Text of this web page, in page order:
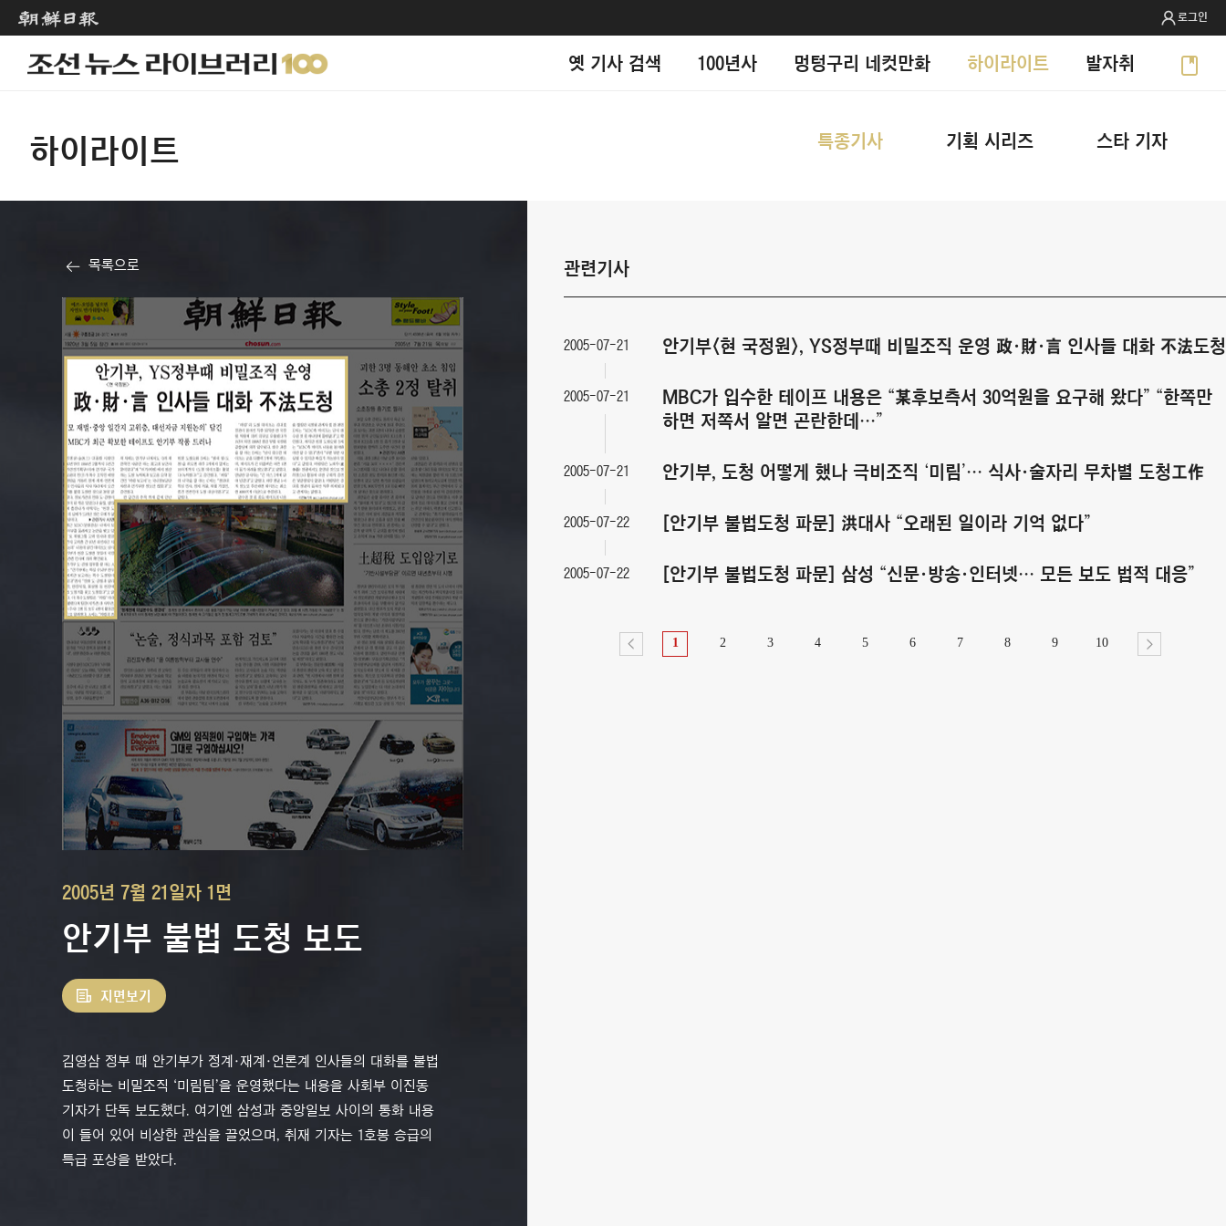
로그인
옛 기사 검색 100년사 멍텅구리 네컷만화 하이라이트 발자취
하이라이트 특종기사 기획 시리즈 스타 기자
목록으로
2005년 7월 21일자 1면
안기부 불법 도청 보도
지면보기
김영삼 정부 때 안기부가 정계·재계·언론계 인사들의 대화를 불법
도청하는 비밀조직 ‘미림팀’을 운영했다는 내용을 사회부 이진동
기자가 단독 보도했다. 여기엔 삼성과 중앙일보 사이의 통화 내용
이 들어 있어 비상한 관심을 끌었으며, 취재 기자는 1호봉 승급의
특급 포상을 받았다.
관련기사
2005-07-21 안기부<현 국정원>, YS정부때 비밀조직 운영 政·財·言 인사들 대화 不法도청
2005-07-21
MBC가 입수한 테이프 내용은 “某후보측서 30억원을 요구해 왔다” “한쪽만
하면 저쪽서 알면 곤란한데…”
2005-07-21 안기부, 도청 어떻게 했나 극비조직 ‘미림’… 식사·술자리 무차별 도청工作
2005-07-22 [안기부 불법도청 파문] 洪대사 “오래된 일이라 기억 없다”
2005-07-22 [안기부 불법도청 파문] 삼성 “신문·방송·인터넷… 모든 보도 법적 대응”
1 2 3 4 5 6 7 8 9 10